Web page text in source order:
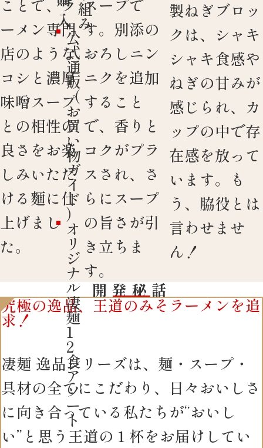
入
公
式
通
販
（
お
買
い
物
ガ
イ
ド
）
オ
リ
ジ
ナ
ル
凄
麺
1
2
食
ア
ソ
ー
ト
組
み
ーメン専門
店のような
コシと濃厚
味噌スープ
との相性の
良さをお楽
しみいただ
ける麵に仕
上げまし
た。
す。別添の
おろしニン
ニクを追加
すること
で、香りと
コクがプラ
スされ、さ
らにスープ
の旨さが引
き立ちま
す。
製ねぎブロッ
クは、シャキ
シャキ食感や
ねぎの甘みが
感じられ、カ
ップの中で存
在感を放って
います。も
う、脇役とは
言わせませ
ん！
開発秘話
究極の逸品、王道のみそラーメンを追
求！
凄麺 逸品シリーズは、麺・スープ・
具材の全てにこだわり、日々おいしさ
に向き合っている私たちが“おいし
い”と思う王道の１杯をお届けしてい